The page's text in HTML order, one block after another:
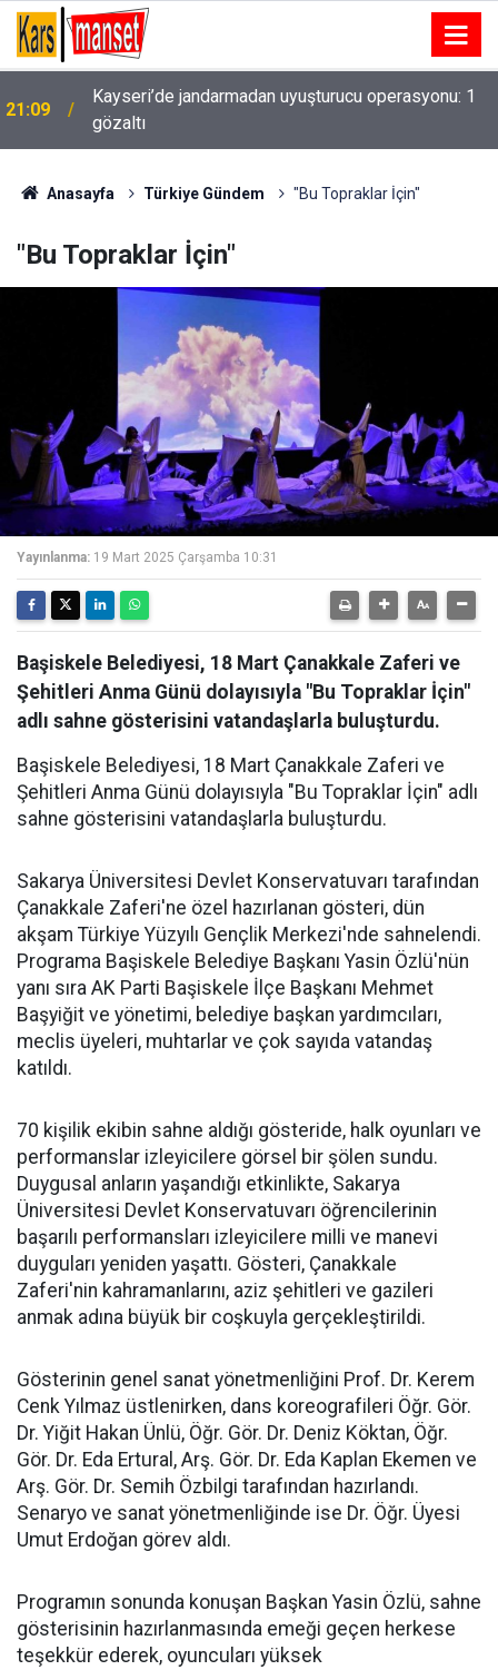
21:09
Kayseri’de jandarmadan uyuşturucu operasyonu: 1
gözaltı
21:09
Gaziantep Basketbol, Şehitkamil Belediyesi’ne
devredildi
Anasayfa Türkiye Gündem "Bu Topraklar İçin"
"Bu Topraklar İçin"
Yayınlanma: 19 Mart 2025 Çarşamba 10:31
Başiskele Belediyesi, 18 Mart Çanakkale Zaferi ve
Şehitleri Anma Günü dolayısıyla "Bu Topraklar İçin"
adlı sahne gösterisini vatandaşlarla buluşturdu.
Başiskele Belediyesi, 18 Mart Çanakkale Zaferi ve
Şehitleri Anma Günü dolayısıyla "Bu Topraklar İçin" adlı
sahne gösterisini vatandaşlarla buluşturdu.
Sakarya Üniversitesi Devlet Konservatuvarı tarafından
Çanakkale Zaferi'ne özel hazırlanan gösteri, dün
akşam Türkiye Yüzyılı Gençlik Merkezi'nde sahnelendi.
Programa Başiskele Belediye Başkanı Yasin Özlü'nün
yanı sıra AK Parti Başiskele İlçe Başkanı Mehmet
Başyiğit ve yönetimi, belediye başkan yardımcıları,
meclis üyeleri, muhtarlar ve çok sayıda vatandaş
katıldı.
70 kişilik ekibin sahne aldığı gösteride, halk oyunları ve
performanslar izleyicilere görsel bir şölen sundu.
Duygusal anların yaşandığı etkinlikte, Sakarya
Üniversitesi Devlet Konservatuvarı öğrencilerinin
başarılı performansları izleyicilere milli ve manevi
duyguları yeniden yaşattı. Gösteri, Çanakkale
Zaferi'nin kahramanlarını, aziz şehitleri ve gazileri
anmak adına büyük bir coşkuyla gerçekleştirildi.
Gösterinin genel sanat yönetmenliğini Prof. Dr. Kerem
Cenk Yılmaz üstlenirken, dans koreografileri Öğr. Gör.
Dr. Yiğit Hakan Ünlü, Öğr. Gör. Dr. Deniz Köktan, Öğr.
Gör. Dr. Eda Ertural, Arş. Gör. Dr. Eda Kaplan Ekemen ve
Arş. Gör. Dr. Semih Özbilgi tarafından hazırlandı.
Senaryo ve sanat yönetmenliğinde ise Dr. Öğr. Üyesi
Umut Erdoğan görev aldı.
Programın sonunda konuşan Başkan Yasin Özlü, sahne
gösterisinin hazırlanmasında emeği geçen herkese
teşekkür ederek, oyuncuları yüksek